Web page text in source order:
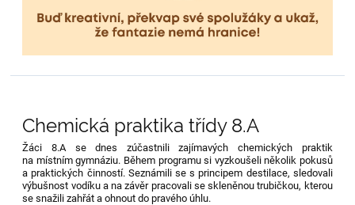
Chemická praktika třídy 8.A
Žáci 8.A se dnes zúčastnili zajímavých chemických praktik
na místním gymnáziu. Během programu si vyzkoušeli několik pokusů
a praktických činností. Seznámili se s principem destilace, sledovali
výbušnost vodíku a na závěr pracovali se skleněnou trubičkou, kterou
se snažili zahřát a ohnout do pravého úhlu.